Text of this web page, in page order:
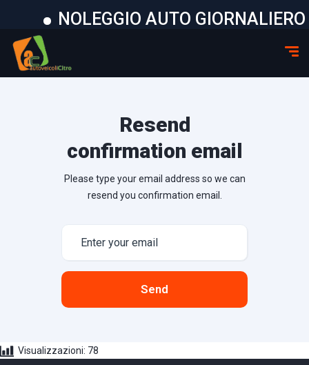
NOLEGGIO AUTO
Resend
confirmation email
Please type your email address so we can
resend you confirmation email.
Send
Visualizzazioni: 78